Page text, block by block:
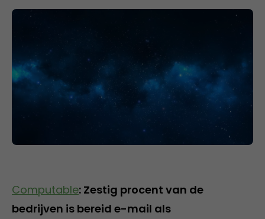
Computable: Zestig procent van de
bedrijven is bereid e-mail als